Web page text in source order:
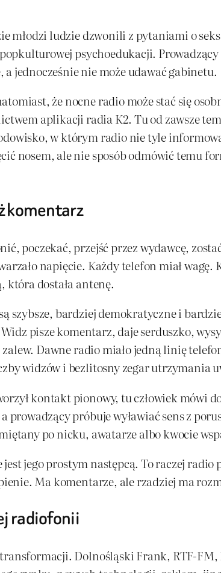
młodzi ludzie dzwonili z pytaniami o
psychoedukacji.
jednocześnie nie może udawać gabinetu.
że nocne radio może stać się
aplikacji radia K2. Tu od zawsze
w którym radio nie tyle
nosem, ale nie sposób odmówić temu
komentarz
poczekać, przejść przez wydawcę,
napięcie. Każdy telefon miał
która dostała antenę.
szybsze, bardziej demokratyczne i
pisze komentarz, daje serduszko,
Dawne radio miało jedną linię
widzów i bezlitosny zegar utrzymania
kontakt pionowy, tu człowiek mówi
próbuje wyławiać sens z
po nicku, awatarze albo kwocie
jego prostym następcą. To raczej
Ma komentarze, ale rzadziej ma
radiofonii
Dolnośląski Frank, RTF-